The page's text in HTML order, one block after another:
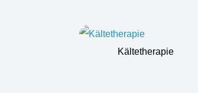
Kältetherapie